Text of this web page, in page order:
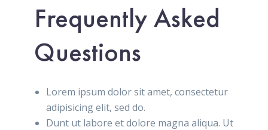
Frequently Asked
Questions
Lorem ipsum dolor sit amet, consectetur
adipisicing elit, sed do.
Dunt ut labore et dolore magna aliqua. Ut